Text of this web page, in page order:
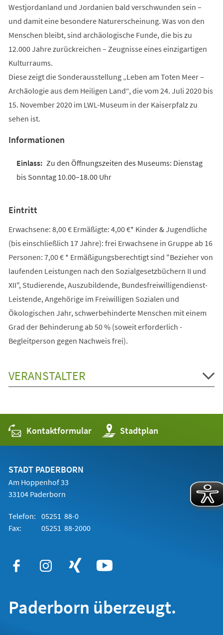
Westjordanland und Jordanien bald verschwunden sein –
und damit eine besondere Naturerscheinung. Was von den
Menschen bleibt, sind archäologische Funde, die bis zu
12.000 Jahre zurückreichen – Zeugnisse eines einzigartigen
Kulturraums.
Diese zeigt die Sonderausstellung „Leben am Toten Meer –
Archäologie aus dem Heiligen Land“, die vom 24. Juli 2020 bis
15. November 2020 im LWL-Museum in der Kaiserpfalz zu
sehen ist.
Informationen
Zu den Öffnungszeiten des Museums: Dienstag
bis Sonntag 10.00–18.00 Uhr
Eintritt
Erwachsene: 8,00 € Ermäßigte: 4,00 €* Kinder & Jugendliche
(bis einschließlich 17 Jahre): frei Erwachsene in Gruppe ab 16
Personen: 7,00 € * Ermäßigungsberechtigt sind "Bezieher von
laufenden Leistungen nach den Sozialgesetzbüchern II und
XII", Studierende, Auszubildende, Bundesfreiwilligendienst-
Leistende, Angehörige im Freiwilligen Sozialen und
Ökologischen Jahr, schwerbehinderte Menschen mit einem
Grad der Behinderung ab 50 % (soweit erforderlich -
Begleitperson gegen Nachweis frei).
VERANSTALTER
Kontaktformular Stadtplan
(Öffnet
in
einem
STADT PADERBORN
Am Hoppenhof 33
33104 Paderborn
Telefon: 05251 88-0
Fax:
05251 88-2000
Paderborn überzeugt.